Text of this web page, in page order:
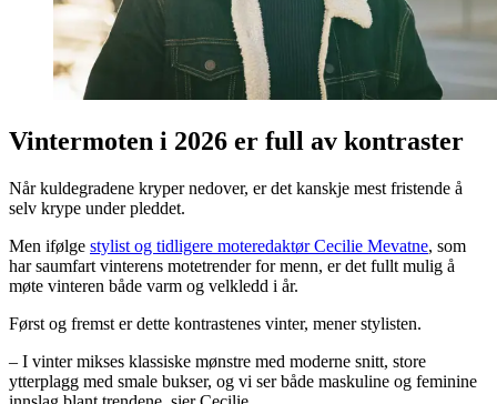
Vintermoten i 2026 er full av kontraster
Når kuldegradene kryper nedover, er det kanskje mest fristende å
selv krype under pleddet.
Men ifølge stylist og tidligere moteredaktør Cecilie Mevatne, som
har saumfart vinterens motetrender for menn, er det fullt mulig å
møte vinteren både varm og velkledd i år.
Først og fremst er dette kontrastenes vinter, mener stylisten.
– I vinter mikses klassiske mønstre med moderne snitt, store
ytterplagg med smale bukser, og vi ser både maskuline og feminine